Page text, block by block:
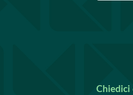
Chiedici